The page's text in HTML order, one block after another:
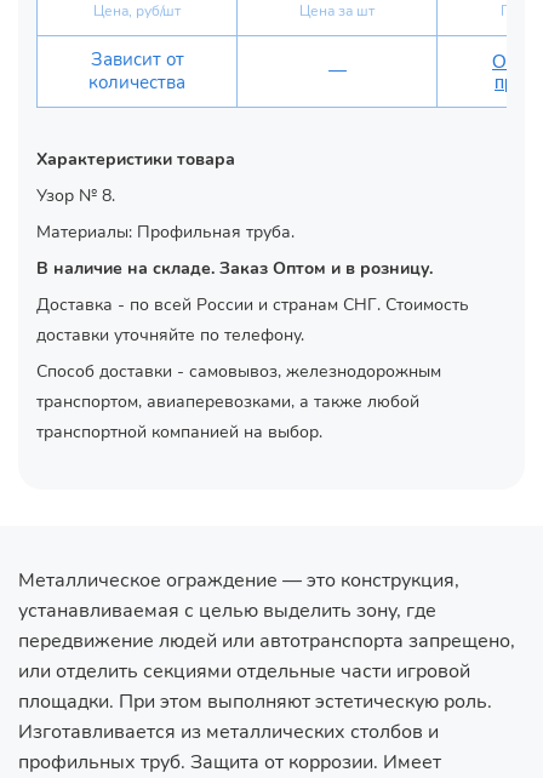
Цена, руб/шт Цена за шт
Зависит от
количества
—
Характеристики товара
Узор № 8.
Материалы: Профильная труба.
В наличие на складе. Заказ Оптом и в розницу.
Доставка - по всей России и странам СНГ. Стоимость
доставки уточняйте по телефону.
Способ доставки - самовывоз, железнодорожным
транспортом, авиаперевозками, а также любой
транспортной компанией на выбор.
Металлическое ограждение — это конструкция,
устанавливаемая с целью выделить зону, где
передвижение людей или автотранспорта запрещено,
или отделить секциями отдельные части игровой
площадки. При этом выполняют эстетическую роль.
Изготавливается из металлических столбов и
профильных труб. Защита от коррозии. Имеет